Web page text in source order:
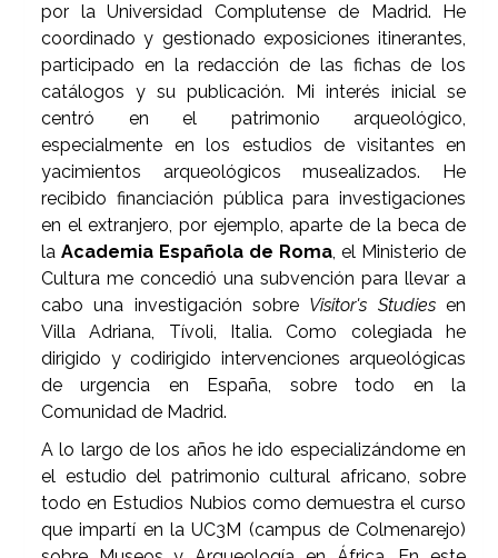
por la Universidad Complutense de Madrid. He
coordinado y gestionado exposiciones itinerantes,
participado en la redacción de las fichas de los
catálogos y su publicación. Mi interés inicial se
centró en el patrimonio arqueológico,
especialmente en los estudios de visitantes en
yacimientos arqueológicos musealizados. He
recibido financiación pública para investigaciones
en el extranjero, por ejemplo, aparte de la beca de
laAcademia Española de Roma, el Ministerio de
Cultura me concedió una subvención para llevar a
cabo una investigación sobre Visitor's Studiesen
Villa Adriana, Tívoli, Italia. Como colegiada he
dirigido y codirigido intervenciones arqueológicas
de urgencia en España, sobre todo en la
Comunidad de Madrid.
A lo largo de los años he ido especializándome en
el estudio del patrimonio cultural africano, sobre
todo en Estudios Nubios como demuestra el curso
que impartí en la UC3M (campus de Colmenarejo)